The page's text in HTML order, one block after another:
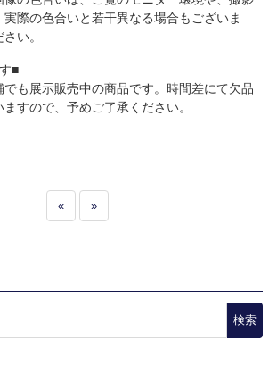
際の色合いと若干異なる場合もございま
い。
■
でも展示販売中の商品です。時間差にて欠品
すので、予めご了承ください。
« »